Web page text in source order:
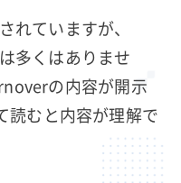
ていますが、
多くはありませ
の内容が開示
読むと内容が理解で